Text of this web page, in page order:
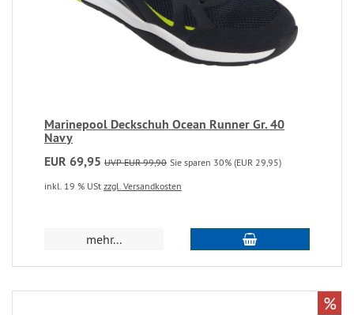
Marinepool Deckschuh Ocean Runner Gr. 40
Navy
EUR 69,95 UVP EUR 99,90 Sie sparen 30% (EUR 29,95)
inkl. 19 % USt zzgl. Versandkosten
mehr...
%